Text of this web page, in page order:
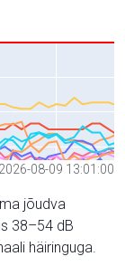
08-09 13:01:00
jõudva
38–54 dB
häiringuga.